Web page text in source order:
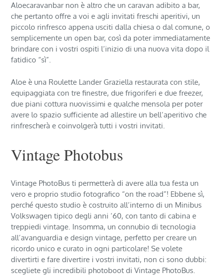
Aloecaravanbar non è altro che un caravan adibito a bar,
che pertanto offre a voi e agli invitati freschi aperitivi, un
piccolo rinfresco appena usciti dalla chiesa o dal comune, o
semplicemente un open bar, così da poter immediatamente
brindare con i vostri ospiti l’inizio di una nuova vita dopo il
fatidico “sì”.
Aloe è una Roulette Lander Graziella restaurata con stile,
equipaggiata con tre finestre, due frigoriferi e due freezer,
due piani cottura nuovissimi e qualche mensola per poter
avere lo spazio sufficiente ad allestire un bell’aperitivo che
rinfrescherà e coinvolgerà tutti i vostri invitati.
Vintage Photobus
Vintage PhotoBus ti permetterà di avere alla tua festa un
vero e proprio studio fotografico “on the road”! Ebbene sì,
perché questo studio è costruito all’interno di un Minibus
Volkswagen tipico degli anni ’60, con tanto di cabina e
treppiedi vintage. Insomma, un connubio di tecnologia
all’avanguardia e design vintage, perfetto per creare un
ricordo unico e curato in ogni particolare! Se volete
divertirti e fare divertire i vostri invitati, non ci sono dubbi:
scegliete gli incredibili photoboot di Vintage PhotoBus.